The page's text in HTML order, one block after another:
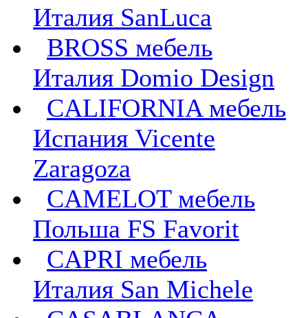
Италия SanLuca
BROSS мебель
Италия Domio Design
CALIFORNIA мебель
Испания Vicente
Zaragoza
CAMELOT мебель
Польша FS Favorit
CAPRI мебель
Италия San Michele